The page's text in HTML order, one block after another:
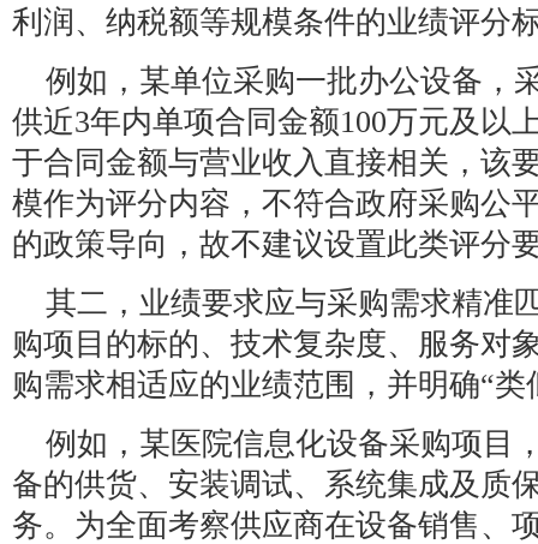
利润、纳税额等规模条件的业绩评分
例如，某单位采购一批办公设备，
供近3年内单项合同金额100万元及以
于合同金额与营业收入直接相关，该
模作为评分内容，不符合政府采购公
的政策导向，故不建议设置此类评分
其二，业绩要求应与采购需求精准
购项目的标的、技术复杂度、服务对
购需求相适应的业绩范围，并明确“
例如，某医院信息化设备采购项目
备的供货、安装调试、系统集成及质
务。为全面考察供应商在设备销售、